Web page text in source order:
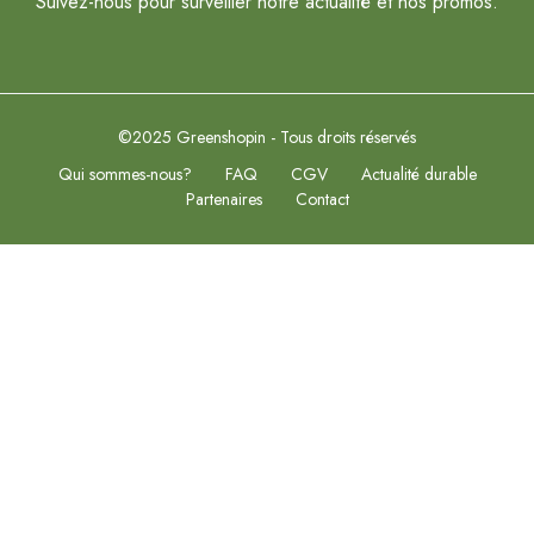
©2025 Greenshopin - Tous droits réservés
Qui sommes-nous?
FAQ CGV
Actualité durable
Partenaires
Contact